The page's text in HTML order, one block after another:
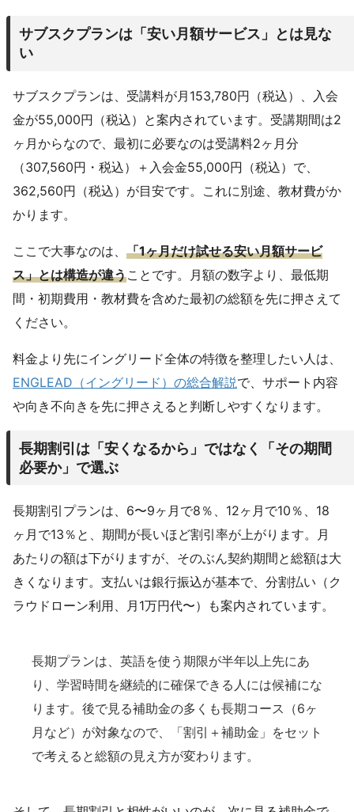
サブスクプランは「安い月額サービス」とは見な
い
サブスクプランは、受講料が月153,780円（税込）、入会
金が55,000円（税込）と案内されています。受講期間は2
ヶ月からなので、最初に必要なのは受講料2ヶ月分
（307,560円・税込）＋入会金55,000円（税込）で、
362,560円（税込）が目安です。これに別途、教材費がか
かります。
ここで大事なのは、 「1ヶ月だけ試せる安い月額サービ
ス」とは構造が違うことです。月額の数字より、最低期
間・初期費用・教材費を含めた最初の総額を先に押さえて
ください。
料金より先にイングリード全体の特徴を整理したい人は、
ENGLEAD（イングリード）の総合解説で、サポート内容
や向き不向きを先に押さえると判断しやすくなります。
長期割引は「安くなるから」ではなく「その期間
必要か」で選ぶ
長期割引プランは、6〜9ヶ月で8％、12ヶ月で10％、18
ヶ月で13％と、期間が長いほど割引率が上がります。月
あたりの額は下がりますが、そのぶん契約期間と総額は大
きくなります。支払いは銀行振込が基本で、分割払い（ク
ラウドローン利用、月1万円代〜）も案内されています。
長期プランは、英語を使う期限が半年以上先にあ
り、学習時間を継続的に確保できる人には候補にな
ります。後で見る補助金の多くも長期コース（6ヶ
月など）が対象なので、「割引＋補助金」をセット
で考えると総額の見え方が変わります。